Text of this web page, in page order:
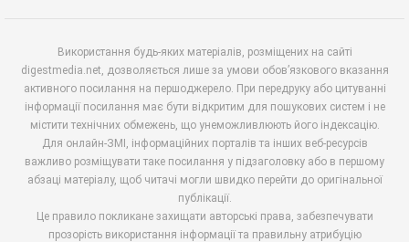
Використання будь-яких матеріалів, розміщених на сайті
digestmedia.net, дозволяється лише за умови обов’язкового вказання
активного посилання на першоджерело. При передруку або цитуванні
інформації посилання має бути відкритим для пошукових систем і не
містити технічних обмежень, що унеможливлюють його індексацію.
Для онлайн-ЗМІ, інформаційних порталів та інших веб-ресурсів
важливо розміщувати таке посилання у підзаголовку або в першому
абзаці матеріалу, щоб читачі могли швидко перейти до оригінальної
публікації.
Це правило покликане захищати авторські права, забезпечувати
прозорість використання інформації та правильну атрибуцію